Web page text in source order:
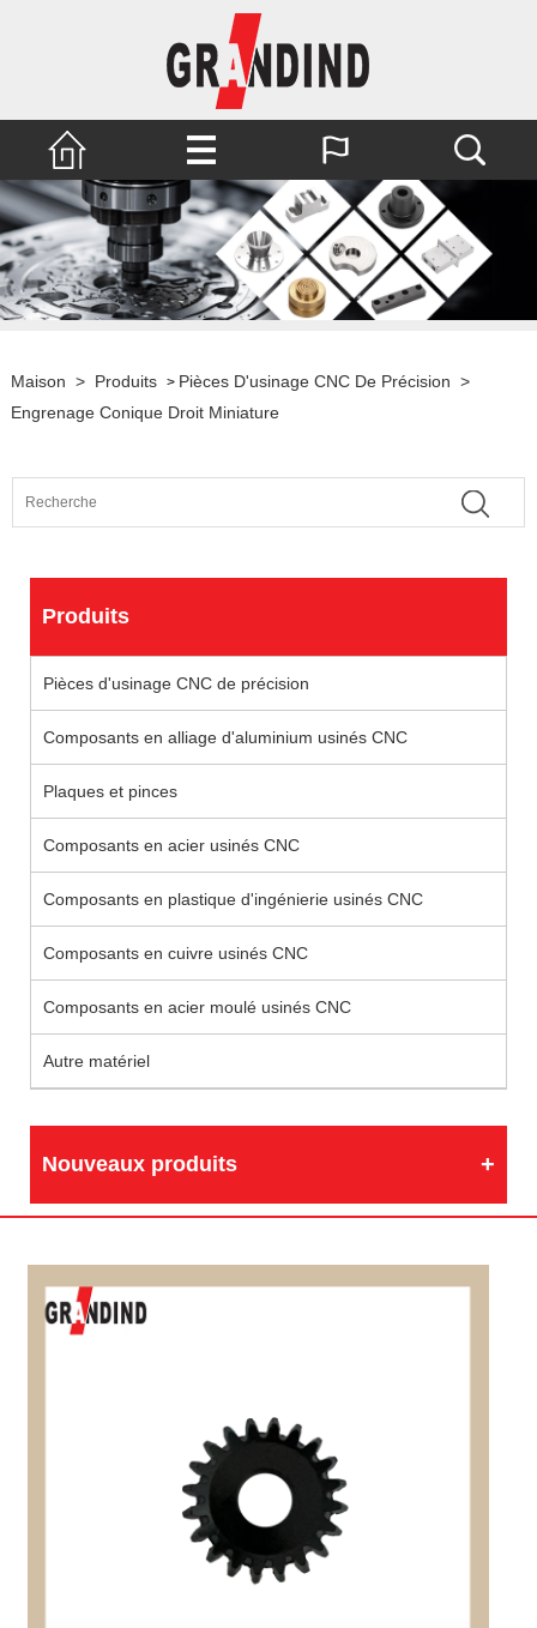
Maison > Produits > Pièces D'usinage CNC De Précision >
Engrenage Conique Droit Miniature
Produits
Pièces d'usinage CNC de précision
Composants en alliage d'aluminium usinés CNC
Plaques et pinces
Composants en acier usinés CNC
Composants en plastique d'ingénierie usinés CNC
Composants en cuivre usinés CNC
Composants en acier moulé usinés CNC
Autre matériel
Nouveaux produits